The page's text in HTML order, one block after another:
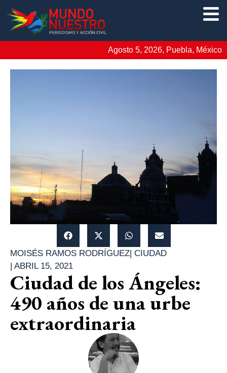
Agosto 5, 2026, Puebla, México
MOISÉS RAMOS RODRÍGUEZ| CIUDAD
| ABRIL 15, 2021
Ciudad de los Ángeles:
490 años de una urbe
extraordinaria